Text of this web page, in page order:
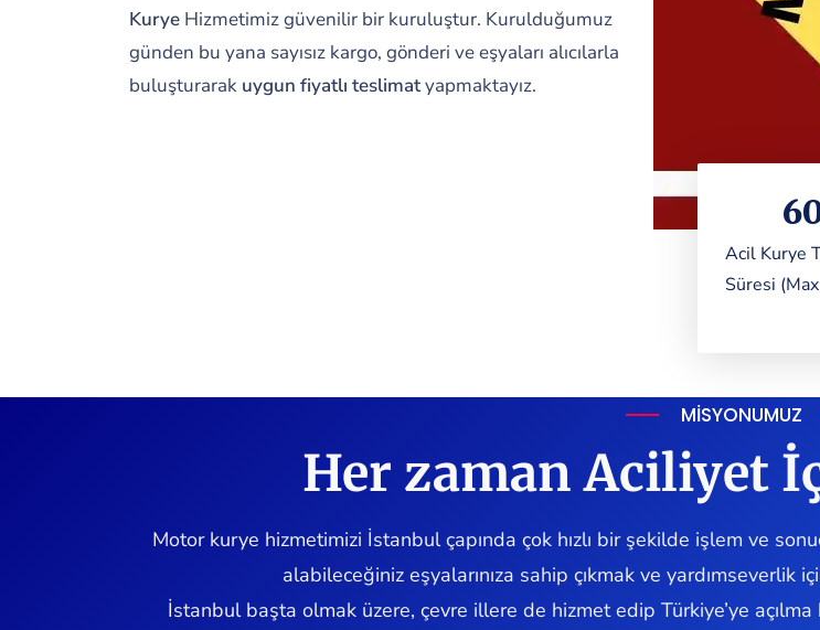
Kurye Hizmetimiz güvenilir bir kuruluştur. Kurulduğumuz
günden bu yana sayısız kargo, gönderi ve eşyaları alıcılarla
buluşturarak uygun fiyatlı teslimatyapmaktayız.
Acil Kurye
Süresi
MISYONUMUZ
Her zaman Aciliyet
Motor kurye hizmetimizi İstanbul çapında çok hızlı bir şekilde işlem ve
alabileceğiniz eşyalarınıza sahip çıkmak ve yardımseverlik
İstanbul başta olmak üzere, çevre illere de hizmet edip Türkiye’ye